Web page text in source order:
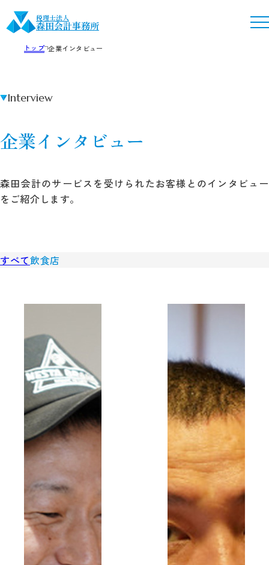
税理士法人
森田会計事務所
トップ 企業インタビュー
企業インタビュー
Interview
森田会計のサービスを受けられたお客様とのインタビュー
をご紹介します。
すべて飲食店